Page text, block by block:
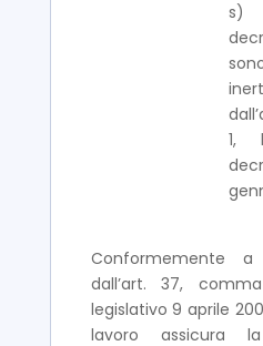
s)
1,
Conformemente
dall’art. 37,
legislativo 9 aprile
lavoro assicura